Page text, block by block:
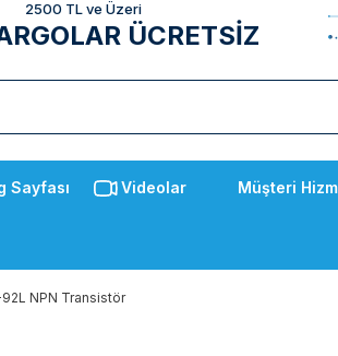
2500 TL ve Üzeri
ÜCRETSİZ
Sayfası Videolar Müşteri
NPN Transistör